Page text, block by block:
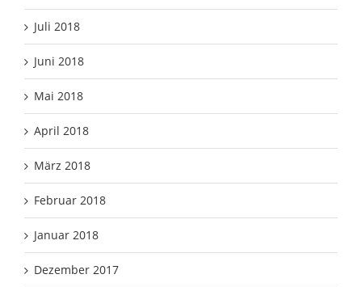
Juli 2018
Juni 2018
Mai 2018
April 2018
März 2018
Februar 2018
Januar 2018
Dezember 2017